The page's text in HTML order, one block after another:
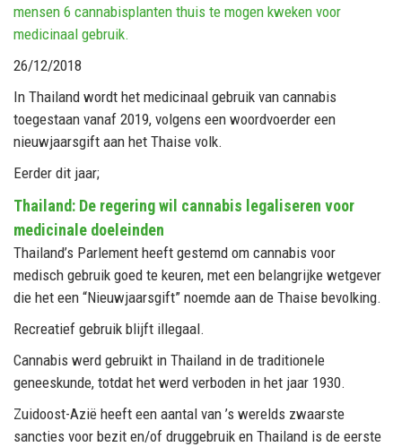
mensen 6 cannabisplanten thuis te mogen kweken voor
medicinaal gebruik.
26/12/2018
In Thailand wordt het medicinaal gebruik van cannabis
toegestaan vanaf 2019, volgens een woordvoerder een
nieuwjaarsgift aan het Thaise volk.
Eerder dit jaar;
Thailand: De regering wil cannabis legaliseren voor
medicinale doeleinden
Thailand’s Parlement heeft gestemd om cannabis voor
medisch gebruik goed te keuren, met een belangrijke wetgever
die het een “Nieuwjaarsgift” noemde aan de Thaise bevolking.
Recreatief gebruik blijft illegaal.
Cannabis werd gebruikt in Thailand in de traditionele
geneeskunde, totdat het werd verboden in het jaar 1930.
Zuidoost-Azië heeft een aantal van ’s werelds zwaarste
sancties voor bezit en/of druggebruik en Thailand is de eerste